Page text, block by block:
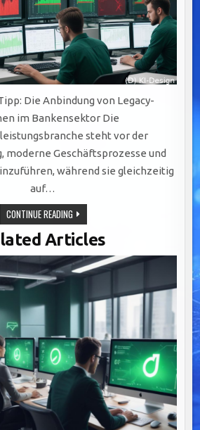
Die Anbindung von Legacy-
im Bankensektor Die
steht vor der
moderne Geschäftsprozesse und
während sie gleichzeitig
auf…
CONTINUE READINGEFFIZIENTE
INTEGRATION
VON
LEGACY-
SYSTEMEN:
SCHLÜSSEL
ZU
AGILEM
BPM-
Articles